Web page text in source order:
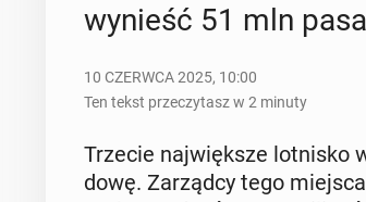
wynieść 51 mln
10 CZERWCA 2025, 10:00
Ten tekst przeczytasz w 2 minuty
Trzecie naj­więk­sze lot­ni­sko
do­wę. Za­rząd­cy tego